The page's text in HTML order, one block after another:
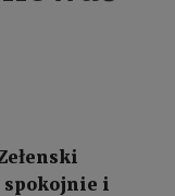
spokojnie i